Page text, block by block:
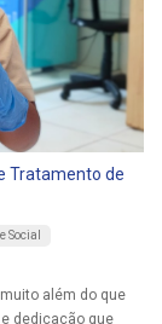
Tratamento de
Social
além do que
dedicação que